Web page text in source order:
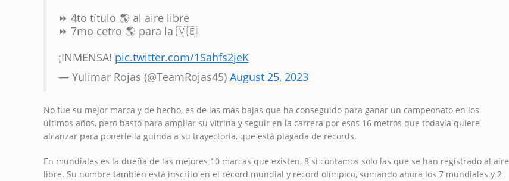
⏩ 4to título 🌎 al aire libre
⏩ 7mo cetro 🌎 para la 🇻🇪
¡INMENSA! pic.twitter.com/1Sahfs2jeK
— Yulimar Rojas (@TeamRojas45) August 25, 2023
No fue su mejor marca y de hecho, es de las más bajas que ha conseguido para ganar un campeonato en los
últimos años, pero bastó para ampliar su vitrina y seguir en la carrera por esos 16 metros que todavía quiere
alcanzar para ponerle la guinda a su trayectoria, que está plagada de récords.
En mundiales es la dueña de las mejores 10 marcas que existen, 8 si contamos solo las que se han registrado al aire
libre. Su nombre también está inscrito en el récord mundial y récord olímpico, sumando ahora los 7 mundiales y 2